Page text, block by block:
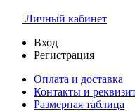
Личный кабинет
Вход
Регистрация
Оплата и доставка
Контакты и
Размерная таблица